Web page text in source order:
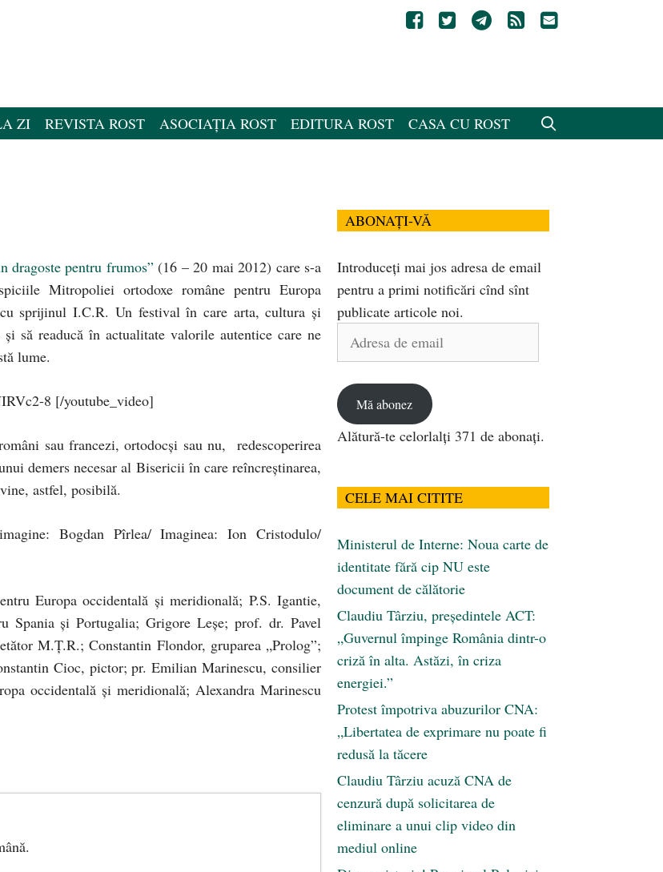
ZI REVISTA ROST ASOCIAȚIA ROST EDITURA ROST CASA CU ROST
dragoste pentru frumos”(16 – 20 mai 2012) care s-a
Mitropoliei ortodoxe române pentru Europa
sprijinul I.C.R. Un festival în care arta, cultura și
să readucă în actualitate valorile autentice care ne
lume.
8 [/youtube_video]
sau francezi, ortodocși sau nu, redescoperirea
demers necesar al Bisericii în care reîncreștinarea,
astfel, posibilă.
Bogdan Pîrlea/ Imaginea: Ion Cristodulo/
Europa occidentală și meridională; P.S. Igantie,
Spania și Portugalia; Grigore Leșe; prof. dr. Pavel
M.Ț.R.; Constantin Flondor, gruparea „Prolog”;
Cioc, pictor; pr. Emilian Marinescu, consilier
occidentală și meridională; Alexandra Marinescu
ABONAȚI-VĂ
Introduceți mai jos adresa de email
pentru a primi notificări cînd sînt
publicate articole noi.
Adresa
Mă abonez
Alătură-te celorlalți 371 de abonați.
CELE MAI CITITE
Ministerul de Interne: Noua carte de
identitate fără cip NU este
document de călătorie
Claudiu Târziu, președintele ACT:
„Guvernul împinge România dintr-o
criză în alta. Astăzi, în criza
energiei.”
Protest împotriva abuzurilor CNA:
„Libertatea de exprimare nu poate fi
redusă la tăcere
Claudiu Târziu acuză CNA de
cenzură după solicitarea de
eliminare a unui clip video din
mediul online